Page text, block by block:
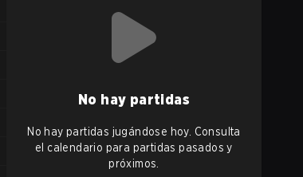
No hay partidas
No hay partidas jugándose hoy. Consulta
el calendario para partidas pasados y
próximos.